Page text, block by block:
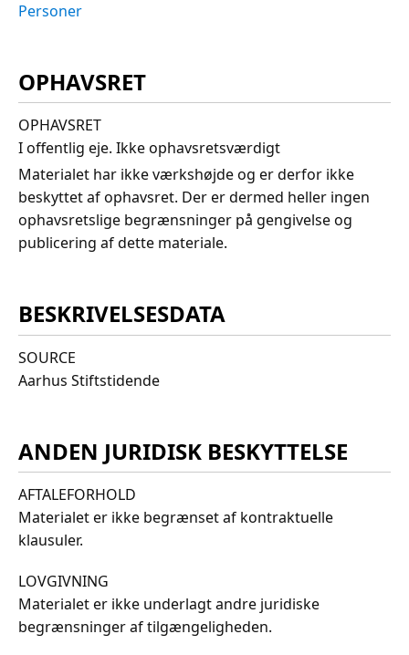
Personer
OPHAVSRET
OPHAVSRET
I offentlig eje. Ikke ophavsretsværdigt
Materialet har ikke værkshøjde og er derfor ikke
beskyttet af ophavsret. Der er dermed heller ingen
ophavsretslige begrænsninger på gengivelse og
publicering af dette materiale.
BESKRIVELSESDATA
SOURCE
Aarhus Stiftstidende
ANDEN JURIDISK BESKYTTELSE
AFTALEFORHOLD
Materialet er ikke begrænset af kontraktuelle
klausuler.
LOVGIVNING
Materialet er ikke underlagt andre juridiske
begrænsninger af tilgængeligheden.